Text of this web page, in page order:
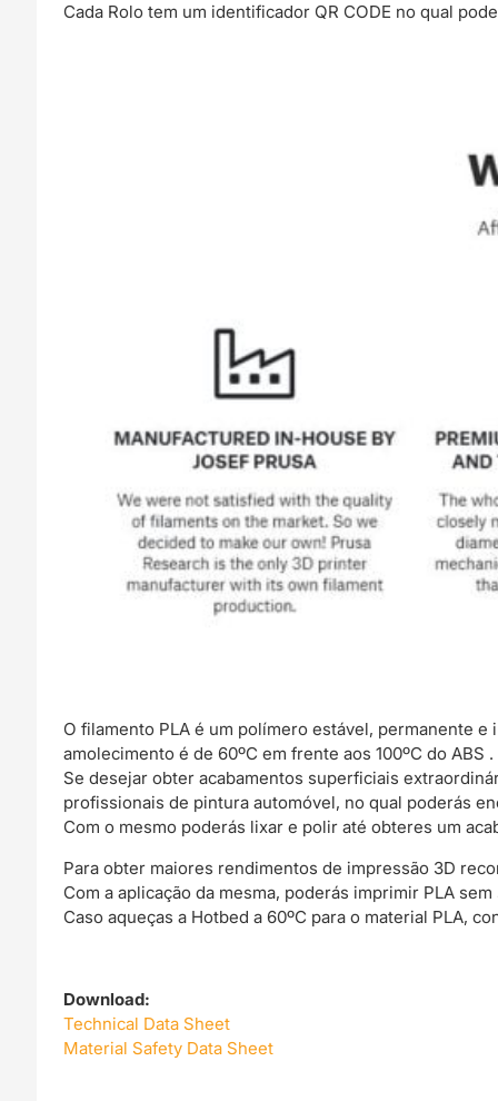
Cada Rolo tem um identificador QR CODE no qual
O filamento PLA é um polímero estável, permanente
amolecimento é de 60ºC em frente aos 100ºC do ABS .
Se desejar obter acabamentos superficiais
profissionais de pintura automóvel, no qual poderás
Com o mesmo poderás lixar e polir até obteres um
Para obter maiores rendimentos de impressão 3D
Com a aplicação da mesma, poderás imprimir PLA
Caso aqueças a Hotbed a 60ºC para o material PLA,
Download:
Technical Data Sheet
Material Safety Data Sheet